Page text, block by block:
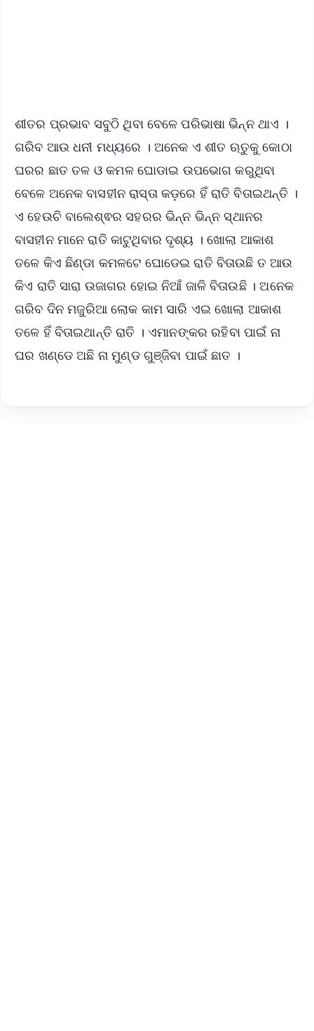
ଶୀତର ପ୍ରଭାବ ସବୁଠି ଥିବା ବେଳେ ପରିଭାଷା ଭିନ୍ନ ଥାଏ ।
ଗରିବ ଆଉ ଧନୀ ମଧ୍ୟରେ । ଅନେକ ଏ ଶୀତ ଋତୁକୁ କୋଠା
ଘରର ଛାତ ତଳ ଓ କମଳ ଘୋଡାଇ ଉପଭୋଗ କରୁଥିବା
ବେଳେ ଅନେକ ବାସହୀନ ରାସ୍ତା କଡ଼ରେ ହିଁ ରାତି ବିତାଇଥନ୍ତି ।
ଏ ହେଉଚି ବାଲେଶ୍ଵର ସହରର ଭିନ୍ନ ଭିନ୍ନ ସ୍ଥାନର
ବାସହୀନ ମାନେ ରାତି କାଟୁଥିବାର ଦୃଶ୍ୟ । ଖୋଲା ଆକାଶ
ତଳେ କିଏ ଛିଣ୍ଡା କମଳଟେ ଘୋଡେଇ ରାତି ବିତାଉଛି ତ ଆଉ
କିଏ ରାତି ସାରା ଉଜାଗର ହୋଇ ନିଆଁ ଜାଳି ବିତାଉଛି । ଅନେକ
ଗରିବ ଦିନ ମଜୁରିଆ ଲୋକ କାମ ସାରି ଏଇ ଖୋଲା ଆକାଶ
ତଳେ ହିଁ ବିତାଇଥାନ୍ତି ରାତି । ଏମାନଙ୍କର ରହିବା ପାଇଁ ନା
ଘର ଖଣ୍ଡେ ଅଛି ନା ମୁଣ୍ଡ ଗୁଞ୍ଜିବା ପାଇଁ ଛାତ ।